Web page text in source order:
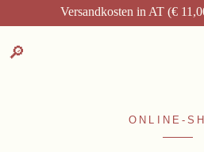
Inhalt
Kontakt-
🔎
DE
SucheVersandkosten in AT (€
ONLINE-